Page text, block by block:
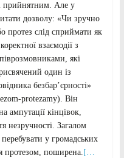
прийнятним. Але у
дозволу: «Чи зручно
протез слід сприймати як
взаємодії з
які
один із
безбар’єрності»
protezamy). Він
ампутації кінцівок,
незручності. Загалом
у громадських
протезом, поширена. […